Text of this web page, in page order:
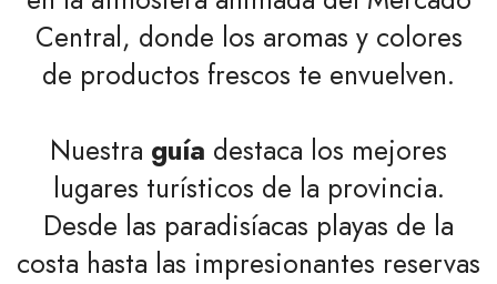
Central, donde los aromas y colores
de productos frescos te envuelven.
Nuestra guía destaca los mejores
lugares turísticos de la provincia.
Desde las paradisíacas playas de la
costa hasta las impresionantes reservas